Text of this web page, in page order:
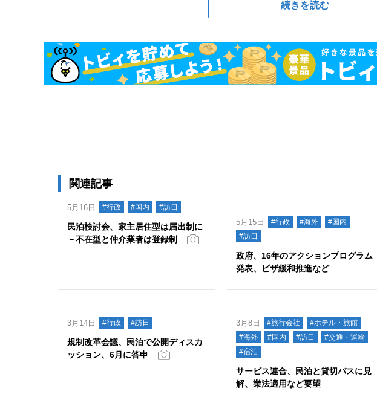
続きを読む
関連記事
5月16日 #行政 #国内 #訪日
民泊検討会、家主居住型は届出制に
－不在型と仲介業者は登録制
5月15日 #行政 #海外
#国内
#訪日
政府、16年のアクションプログラム
発表、ビザ緩和推進など
3月14日 #行政 #訪日
規制改革会議、民泊で公開ディスカ
ッション、6月に答申
3月8日 #旅行会社
#ホテル・旅館
#海外
#国内 #訪日
#交通・運輸
#宿泊
サービス連合、民泊と貸切バスに見
解、業法適用など要望